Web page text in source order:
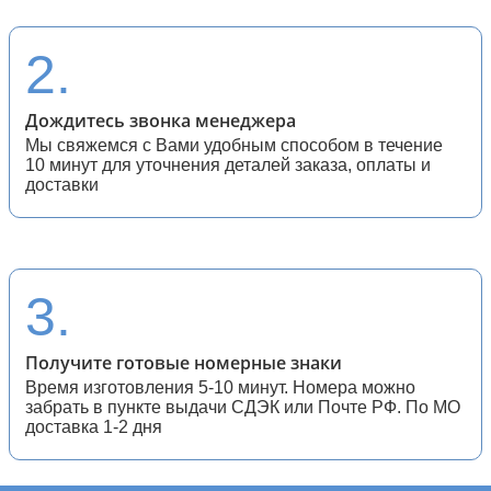
2.
Дождитесь звонка менеджера
Мы свяжемся с Вами удобным способом в течение
10 минут для уточнения деталей заказа, оплаты и
доставки
3.
Получите готовые номерные знаки
Время изготовления 5-10 минут. Номера можно
забрать в пункте выдачи СДЭК или Почте РФ. По МО
доставка 1-2 дня